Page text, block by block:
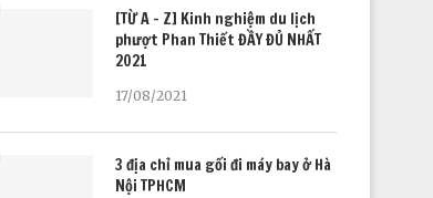
[TỪ A – Z] Kinh nghiệm du lịch
phượt Phan Thiết ĐẦY ĐỦ NHẤT
2021
17/08/2021
3 địa chỉ mua gối đi máy bay ở Hà
Nội TPHCM